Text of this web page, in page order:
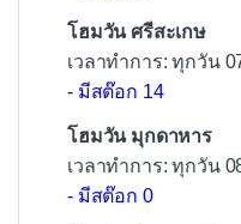
โฮมวัน ศรีสะเกษ
เวลาทำการ: ทุกวัน
- มีสต๊อก 14
โฮมวัน มุกดาหาร
เวลาทำการ: ทุกวัน
- มีสต๊อก 0